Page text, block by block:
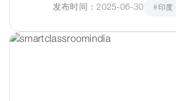
发布时间：2025-06-30 #印度